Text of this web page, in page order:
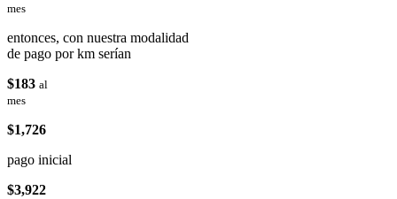
mes
entonces, con nuestra modalidad
de pago por km serían
$183 al
mes
$1,726
pago inicial
$3,922